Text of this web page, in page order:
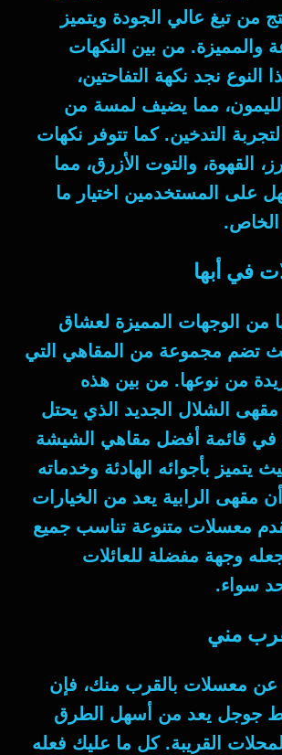
من تبغ عالي الجودة ويتميز
والمميزة. من بين النكهات
النوع نجد نكهة التفاحتين،
مما يضيف لمسة من
لتجربة التدخين. كما تتوفر نكهات
القهوة، والتوت الأزرق، مما
على المستخدمين اختيار ما
في أبها
من الوجهات المميزة لعشاق
تضم مجموعة من المقاهي التي
من نوعها. من بين هذه
مقهى الشلال الجديد الذي يحتل
في قائمة أفضل مقاهي الشيشة
يتميز بأجوائه الهادئة وخدماته
أن مقهى الرابية يعد من الخيارات
تقدم معسلات متنوعة تناسب جميع
وجهة مفضلة للعائلات
سواء.
مني
عن معسلات بالقرب منك، فإن
جوجل يعد من أسهل الطرق
القريبة. كل ما عليك فعله